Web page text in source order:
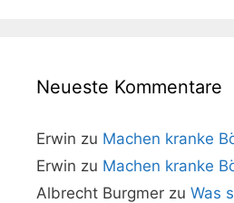
Neueste Kommentare
Erwin zu Machen kranke
Erwin zu Machen kranke
Albrecht Burgmer zu Was